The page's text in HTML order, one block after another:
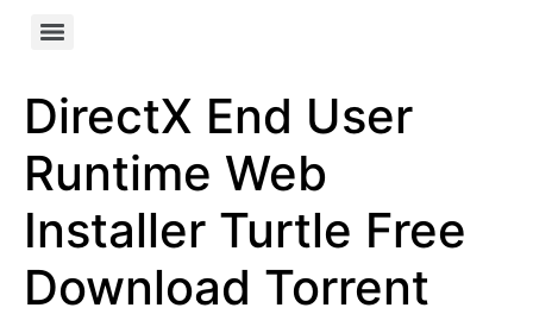
DirectX End User
Runtime Web
Installer Turtle Free
Download Torrent